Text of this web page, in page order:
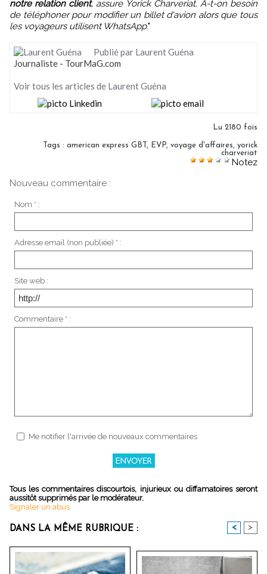
notre relation client, assure Yorick Charveriat. A-t-on besoin
de téléphoner pour modifier un billet d'avion alors que tous
les voyageurs utilisent WhatsApp."
Publié par Laurent Guéna
Journaliste - TourMaG.com
Voir tous les articles de Laurent Guéna
Lu 2180 fois
Tags : american express GBT , EVP, voyage d'affaires, yorick
charveriat
Notez
Nouveau commentaire :
Nom * :
Adresse email (non publiée) * :
Site web :
Commentaire * :
Me notifier l'arrivée de nouveaux commentaires
Tous les commentaires discourtois, injurieux ou diffamatoires seront
aussitôt supprimés par le modérateur.
Signaler un abus
DANS LA MÊME RUBRIQUE : < >